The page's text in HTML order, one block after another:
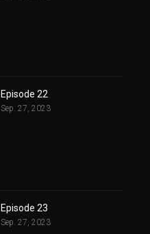
Episode 22
Sep. 27, 2023
Episode 23
Sep. 27, 2023